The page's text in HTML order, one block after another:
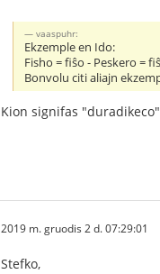
vaaspuhr:
Ekzemple en Ido:
Fisho = fiŝo - Peskero =
Bonvolu citi aliajn
Kion signifas
2019 m. gruodis 2 d. 07:29:01
Stefko,